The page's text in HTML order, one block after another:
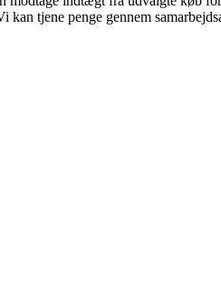
tjene penge gennem